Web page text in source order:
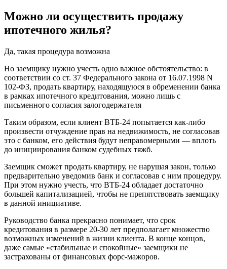
Можно ли осуществить продажу
ипотечного жилья?
Да, такая процедура возможна
Но заемщику нужно учесть одно важное обстоятельство: в
соответствии со ст. 37 Федерального закона от 16.07.1998 N
102-ФЗ, продать квартиру, находящуюся в обременении банка
в рамках ипотечного кредитования, можно лишь с
письменного согласия залогодержателя
Таким образом, если клиент ВТБ-24 попытается как-либо
произвести отчуждение прав на недвижимость, не согласовав
это с банком, его действия будут неправомерными — вплоть
до инициирования банком судебных тяжб.
Заемщик сможет продать квартиру, не нарушая закон, только
предварительно уведомив банк и согласовав с ним процедуру.
При этом нужно учесть, что ВТБ-24 обладает достаточно
большей капитализацией, чтобы не препятствовать заемщику
в данной инициативе.
Руководство банка прекрасно понимает, что срок
кредитования в размере 20-30 лет предполагает множество
возможных изменений в жизни клиента. В конце концов,
даже самые «стабильные и спокойные» заемщики не
застрахованы от финансовых форс-мажоров.